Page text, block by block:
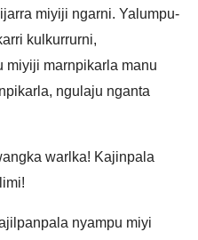
miyiji ngarni. Yalumpu-
kulkurrurni,
miyiji marnpikarla manu
ngulaju nganta
warlka! Kajinpala
nyampu miyi